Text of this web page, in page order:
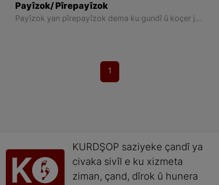
Payîzok/ Pîrepayîzok
Payîzok yan pîrepayîzok dema ku gundî û koçer ji zozanan û banyan dizivrne gund an jî deştê, îdî rengê tebîet û siruştê guherîye
1
KURDŞOP saziyeke çandî ya
civaka sivîl e ku xizmeta
ziman, çand, dîrok û hunera